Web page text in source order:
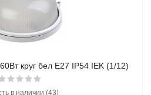
круг бел Е27 IP54 IEK (1/12)
в наличии (43)